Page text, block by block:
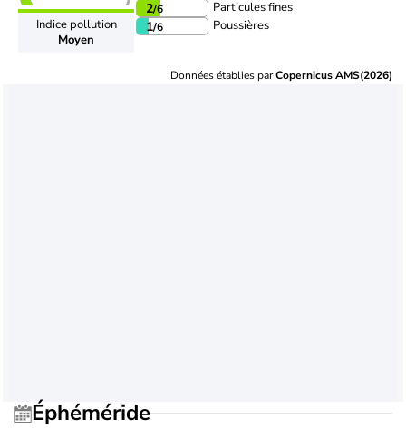
Indice pollution
Moyen
2/6 Particules fines
1/6 Poussières
Données établies parCopernicus AMS(2026)
Éphéméride